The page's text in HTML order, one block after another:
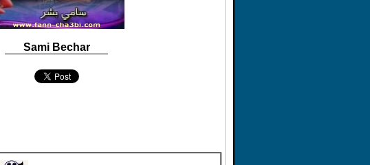
Sami Bechar